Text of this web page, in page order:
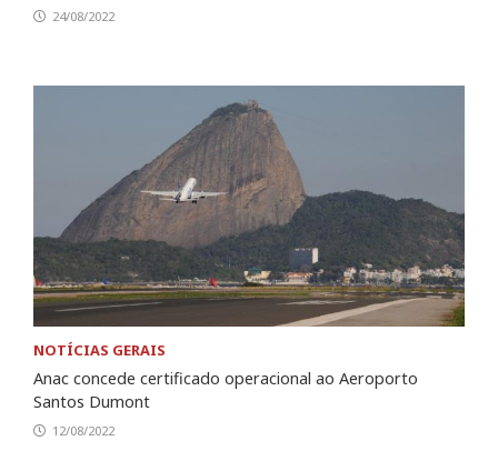
24/08/2022
NOTÍCIAS GERAIS
Anac concede certificado operacional ao Aeroporto
Santos Dumont
12/08/2022